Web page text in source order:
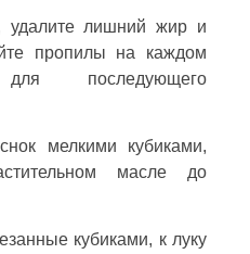
удалите лишний жир и
пропилы на каждом
последующего
мелкими кубиками,
масле до
кубиками, к луку